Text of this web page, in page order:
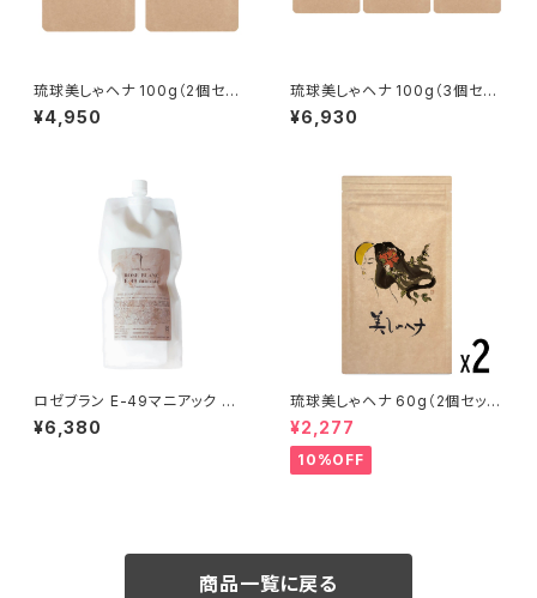
琉球美しゃヘナ 100g（2個セッ
ト）
¥4,950
琉球美しゃヘナ 100g（3個セッ
ト）
¥6,930
ロゼブラン E-49マニアック ヘ
アトリートメントホーム 1000g
詰め替えレフィルパック
¥6,380
琉球美しゃヘナ 60g（2個セッ
ト）
¥2,277
10%OFF
商品一覧に戻る